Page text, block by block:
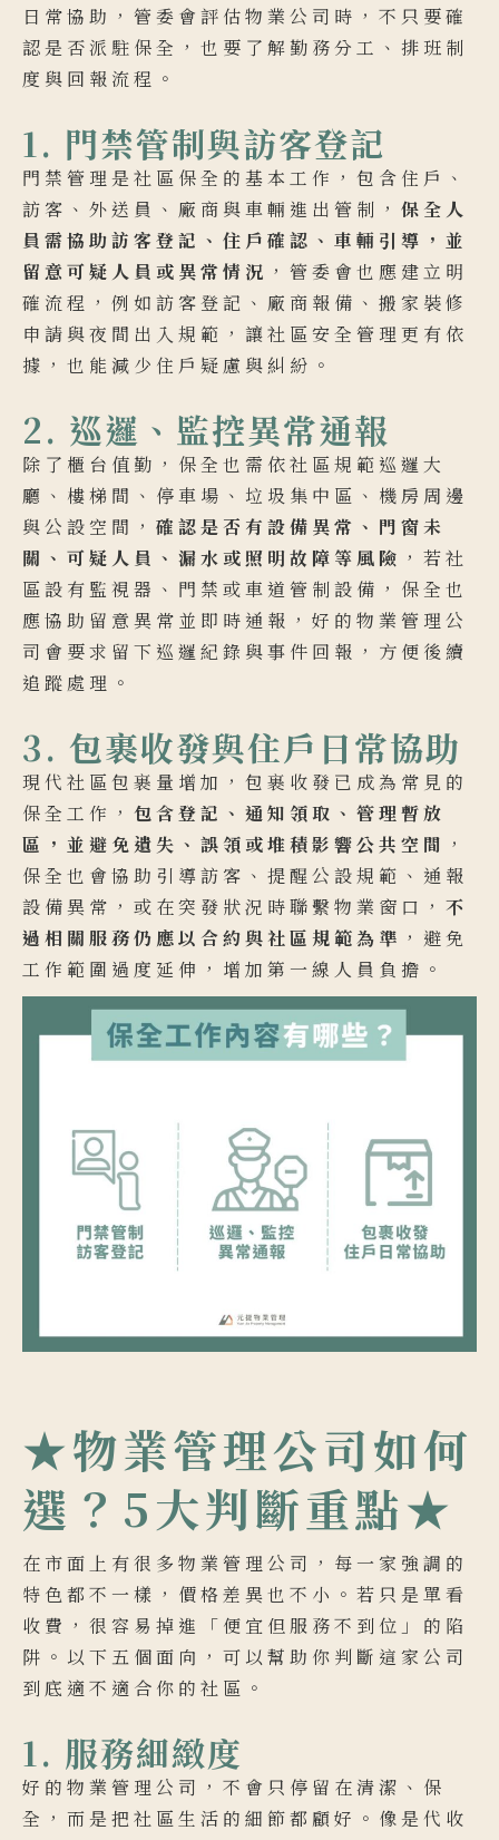
日常協助，管委會評估物業公司時，不只要確
認是否派駐保全，也要了解勤務分工、排班制
度與回報流程。
1. 門禁管制與訪客登記
門禁管理是社區保全的基本工作，包含住戶、
訪客、外送員、廠商與車輛進出管制， 保全人
員需協助訪客登記、住戶確認、車輛引導，並
留意可疑人員或異常情況 ，管委會也應建立明
確流程，例如訪客登記、廠商報備、搬家裝修
申請與夜間出入規範，讓社區安全管理更有依
據，也能減少住戶疑慮與糾紛。
2. 巡邏、監控異常通報
除了櫃台值勤，保全也需依社區規範巡邏大
廳、樓梯間、停車場、垃圾集中區、機房周邊
與公設空間， 確認是否有設備異常、門窗未
關、可疑人員、漏水或照明故障等風險 ，若社
區設有監視器、門禁或車道管制設備，保全也
應協助留意異常並即時通報，好的物業管理公
司會要求留下巡邏紀錄與事件回報，方便後續
追蹤處理。
3. 包裹收發與住戶日常協助
現代社區包裹量增加，包裹收發已成為常見的
保全工作， 包含登記、通知領取、管理暫放
區，並避免遺失、誤領或堆積影響公共空間 ，
保全也會協助引導訪客、提醒公設規範、通報
設備異常，或在突發狀況時聯繫物業窗口， 不
過相關服務仍應以合約與社區規範為準 ，避免
工作範圍過度延伸，增加第一線人員負擔。
★物業管理公司如何
選？5大判斷重點★
在市面上有很多物業管理公司，每一家強調的
特色都不一樣，價格差異也不小。若只是單看
收費，很容易掉進「便宜但服務不到位」的陷
阱。以下五個面向，可以幫助你判斷這家公司
到底適不適合你的社區。
1. 服務細緻度
好的物業管理公司，不會只停留在清潔、保
全，而是把社區生活的細節都顧好。像是代收